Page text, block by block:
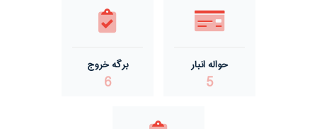
حواله انبار
5
برگه خروج
6